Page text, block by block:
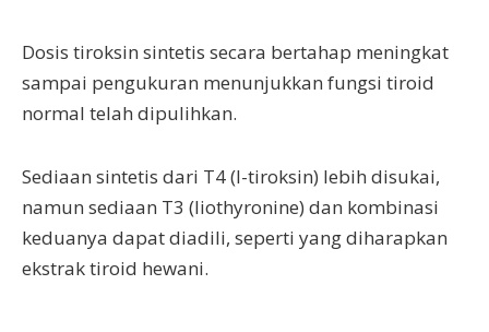
Dosis tiroksin sintetis secara bertahap meningkat
sampai pengukuran menunjukkan fungsi tiroid
normal telah dipulihkan.
Sediaan sintetis dari T4 (l-tiroksin) lebih disukai,
namun sediaan T3 (liothyronine) dan kombinasi
keduanya dapat diadili, seperti yang diharapkan
ekstrak tiroid hewani.